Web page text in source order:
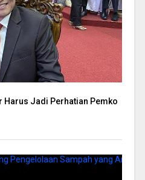
Harus Jadi Perhatian Pemko